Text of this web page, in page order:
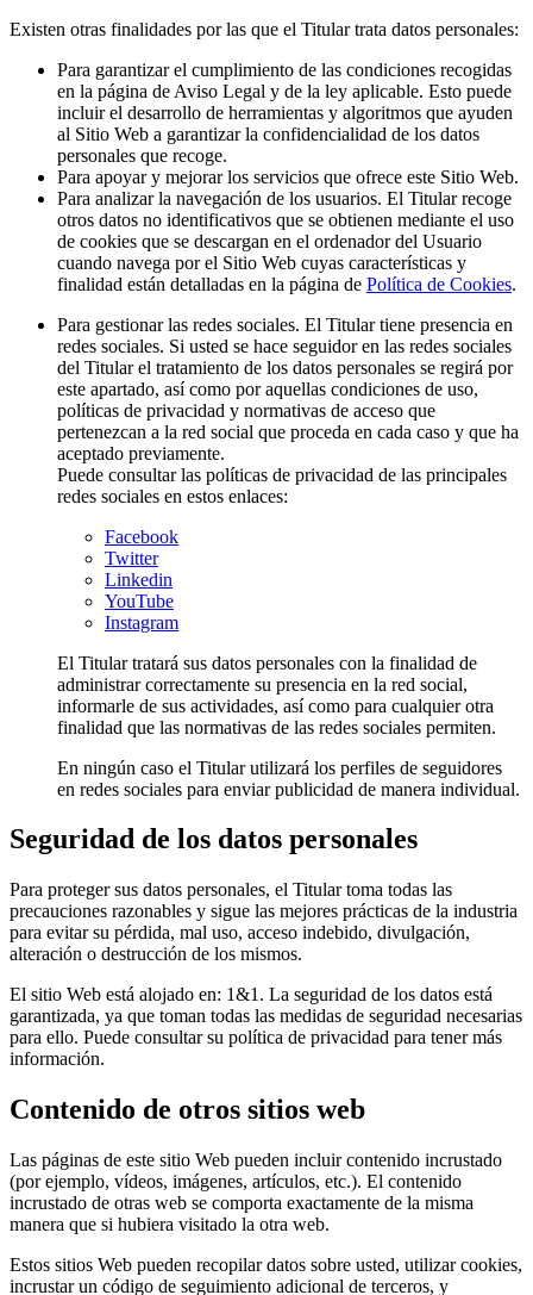
Existen otras finalidades por las que el Titular trata datos personales:
Para garantizar el cumplimiento de las condiciones recogidas
en la página de Aviso Legal y de la ley aplicable. Esto puede
incluir el desarrollo de herramientas y algoritmos que ayuden
al Sitio Web a garantizar la confidencialidad de los datos
personales que recoge.
Para apoyar y mejorar los servicios que ofrece este Sitio Web.
Para analizar la navegación de los usuarios. El Titular recoge
otros datos no identificativos que se obtienen mediante el uso
de cookies que se descargan en el ordenador del Usuario
cuando navega por el Sitio Web cuyas características y
finalidad están detalladas en la página de Política de Cookies.
Para gestionar las redes sociales. El Titular tiene presencia en
redes sociales. Si usted se hace seguidor en las redes sociales
del Titular el tratamiento de los datos personales se regirá por
este apartado, así como por aquellas condiciones de uso,
políticas de privacidad y normativas de acceso que
pertenezcan a la red social que proceda en cada caso y que ha
aceptado previamente.
Puede consultar las políticas de privacidad de las principales
redes sociales en estos enlaces:
Facebook
Twitter
Linkedin
YouTube
Instagram
El Titular tratará sus datos personales con la finalidad de
administrar correctamente su presencia en la red social,
informarle de sus actividades, así como para cualquier otra
finalidad que las normativas de las redes sociales permiten.
En ningún caso el Titular utilizará los perfiles de seguidores
en redes sociales para enviar publicidad de manera individual.
Seguridad de los datos personales
Para proteger sus datos personales, el Titular toma todas las
precauciones razonables y sigue las mejores prácticas de la industria
para evitar su pérdida, mal uso, acceso indebido, divulgación,
alteración o destrucción de los mismos.
El sitio Web está alojado en: 1&1. La seguridad de los datos está
garantizada, ya que toman todas las medidas de seguridad necesarias
para ello. Puede consultar su política de privacidad para tener más
información.
Contenido de otros sitios web
Las páginas de este sitio Web pueden incluir contenido incrustado
(por ejemplo, vídeos, imágenes, artículos, etc.). El contenido
incrustado de otras web se comporta exactamente de la misma
manera que si hubiera visitado la otra web.
Estos sitios Web pueden recopilar datos sobre usted, utilizar cookies,
incrustar un código de seguimiento adicional de terceros, y